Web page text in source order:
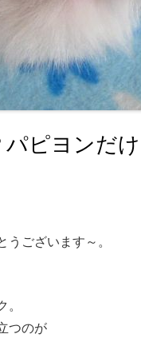
ピヨンだ
ございます～。
つのが